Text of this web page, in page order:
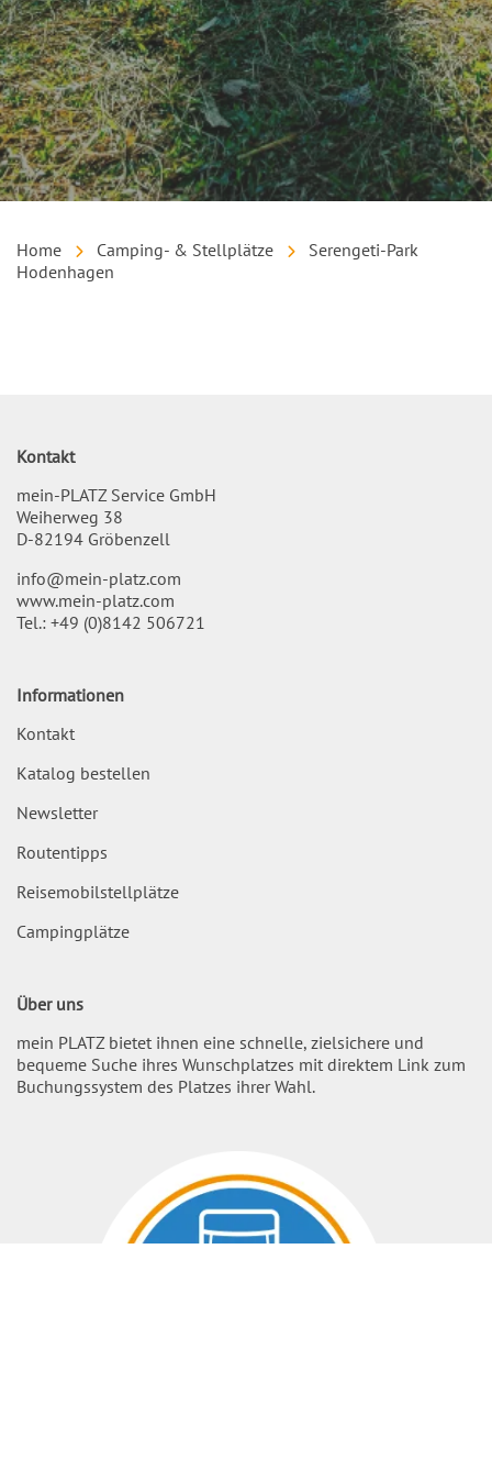
Home Camping- & Stellplätze
Serengeti-Park
Hodenhagen
Kontakt
mein-PLATZ Service GmbH
Weiherweg 38
D-82194 Gröbenzell
info@mein-platz.com
www.mein-platz.com
Tel.: +49 (0)8142 506721
Informationen
Kontakt
Katalog bestellen
Newsletter
Routentipps
Reisemobilstellplätze
Campingplätze
Über uns
mein PLATZ bietet ihnen eine schnelle, zielsichere und
bequeme Suche ihres Wunschplatzes mit direktem Link zum
Buchungssystem des Platzes ihrer Wahl.